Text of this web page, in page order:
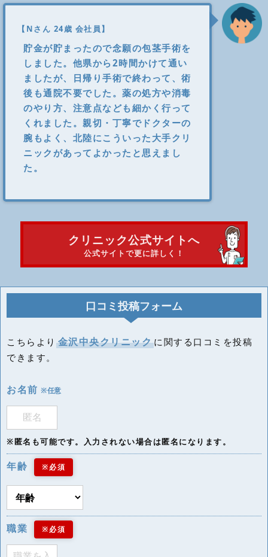
【Nさん 24歳 会社員】
貯金が貯まったので念願の包茎手術を
しました。他県から2時間かけて通い
ましたが、日帰り手術で終わって、術
後も通院不要でした。薬の処方や消毒
のやり方、注意点なども細かく行って
くれました。親切・丁寧でドクターの
腕もよく、北陸にこういった大手クリ
ニックがあってよかったと思えまし
た。
クリニック公式サイトへ
公式サイトで更に詳しく！
口コミ投稿フォーム
こちらより 金沢中央クリニックに関する口コミを投稿
できます。
お名前 ※任意
※匿名も可能です。入力されない場合は匿名になります。
年齢 ※必須
職業 ※必須